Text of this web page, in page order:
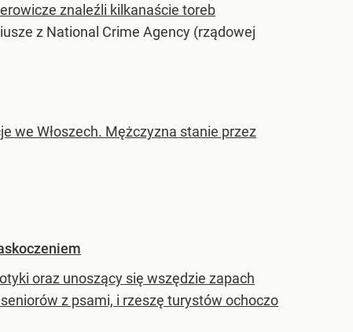
znaleźli kilkanaście toreb
z National Crime Agency (rządowej
we Włoszech. Mężczyzna stanie przez
oraz unoszący się wszędzie zapach
z psami, i rzeszę turystów ochoczo